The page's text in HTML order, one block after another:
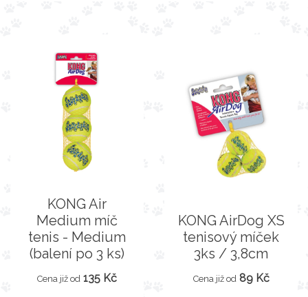
KONG Air
Medium míč
tenis - Medium
(balení po 3 ks)
Cena již od 135 Kč
KONG AirDog XS
tenisový míček
3ks / 3,8cm
Cena již od 89 Kč